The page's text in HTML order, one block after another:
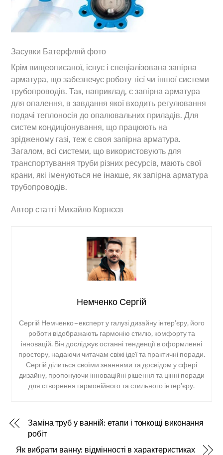
Засувки Батерфляй фото
Крім вищеописаної, існує і спеціалізована запірна
арматура, що забезпечує роботу тієї чи іншої системи
трубопроводів. Так, наприклад, є запірна арматура
для опалення, в завдання якої входить регулювання
подачі теплоносія до опалювальних приладів. Для
систем кондиціонування, що працюють на
зрідженому газі, теж є своя запірна арматура.
Загалом, всі системи, що використовують для
транспортування труби різних ресурсів, мають свої
крани, які іменуються не інакше, як запірна арматура
трубопроводів.
Автор статті Михайло Корнєєв
Немченко Сергій
Сергій Немченко – експерт у галузі дизайну інтер’єру, його
роботи відображають гармонію стилю, комфорту та
інновацій. Він досліджує останні тенденції в оформленні
простору, надаючи читачам свіжі ідеї та практичні поради.
Сергій ділиться своїми знаннями та досвідом у сфері
дизайну, пропонуючи інноваційні рішення та цінні поради
для створення гармонійного та стильного інтер’єру.
Заміна труб у ванній: етапи і тонкощі виконання
робіт
Як вибрати ванну: відмінності в характеристиках